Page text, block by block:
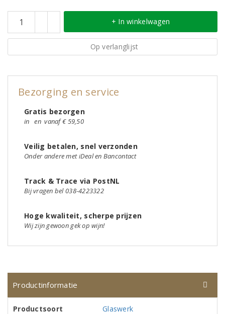
+ In winkelwagen
Op verlanglijst
Bezorging en service
Gratis bezorgen
in en vanaf € 59,50
Veilig betalen, snel verzonden
Onder andere met iDeal en Bancontact
Track & Trace via PostNL
Bij vragen bel 038-4223322
Hoge kwaliteit, scherpe prijzen
Wij zijn gewoon gek op wijn!
Productinformatie
Productsoort
Glaswerk